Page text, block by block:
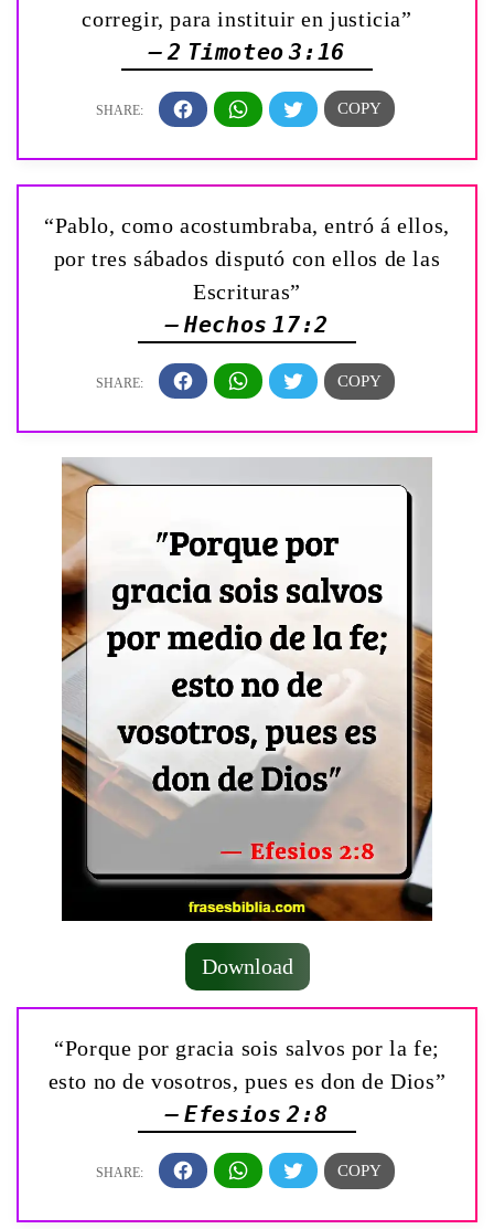
corregir, para instituir en justicia”
— 2 Timoteo 3:16
“Pablo, como acostumbraba, entró á ellos,
por tres sábados disputó con ellos de las
Escrituras”
— Hechos 17:2
Download
“Porque por gracia sois salvos por la fe;
esto no de vosotros, pues es don de Dios”
— Efesios 2:8